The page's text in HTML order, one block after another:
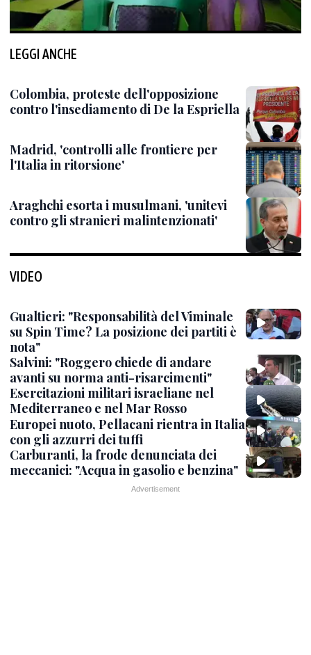
LEGGI ANCHE
Colombia, proteste dell'opposizione
contro l'insediamento di De la Espriella
Madrid, 'controlli alle frontiere per
l'Italia in ritorsione'
Araghchi esorta i musulmani, 'unitevi
contro gli stranieri malintenzionati'
VIDEO
Gualtieri: "Responsabilità del Viminale
su Spin Time? La posizione dei partiti è
nota"
Salvini: "Roggero chiede di andare
avanti su norma anti-risarcimenti"
Esercitazioni militari israeliane nel
Mediterraneo e nel Mar Rosso
Europei nuoto, Pellacani rientra in Italia
con gli azzurri dei tuffi
Carburanti, la frode denunciata dei
meccanici: "Acqua in gasolio e benzina"